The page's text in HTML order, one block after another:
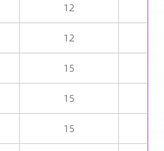
12
12
15
15
15